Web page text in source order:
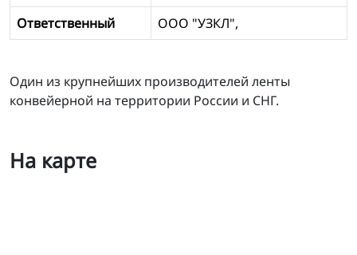
Ответственный
ООО "УЗКЛ",
Один из крупнейших производителей ленты
конвейерной на территории России и СНГ.
На карте